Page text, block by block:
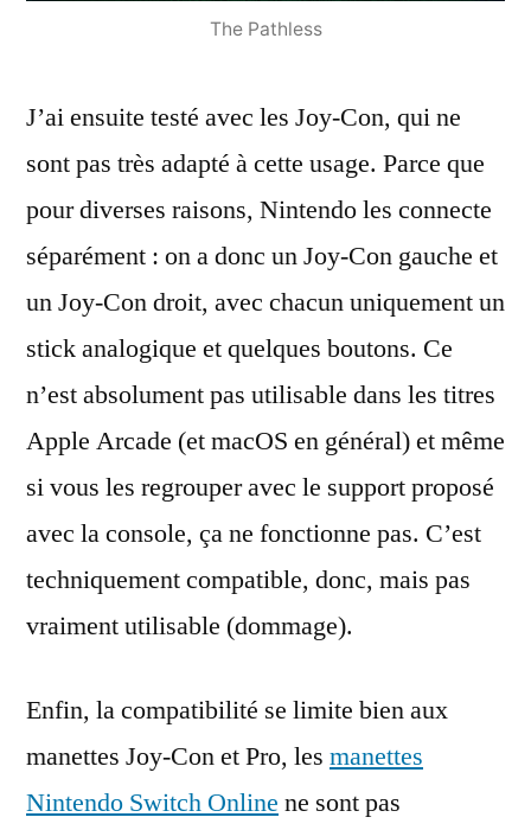
The Pathless
J’ai ensuite testé avec les Joy-Con, qui ne
sont pas très adapté à cette usage. Parce que
pour diverses raisons, Nintendo les connecte
séparément : on a donc un Joy-Con gauche et
un Joy-Con droit, avec chacun uniquement un
stick analogique et quelques boutons. Ce
n’est absolument pas utilisable dans les titres
Apple Arcade (et macOS en général) et même
si vous les regrouper avec le support proposé
avec la console, ça ne fonctionne pas. C’est
techniquement compatible, donc, mais pas
vraiment utilisable (dommage).
Enfin, la compatibilité se limite bien aux
manettes Joy-Con et Pro, les manettes
Nintendo Switch Online ne sont pas